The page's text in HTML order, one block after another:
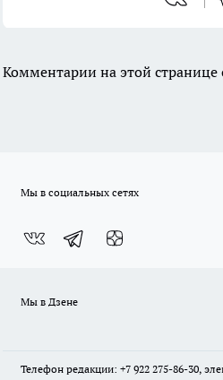
Комментарии на этой
Мы в социальных сетях
Мы в Дзене
Телефон редакции: +7 922 275-86-30,